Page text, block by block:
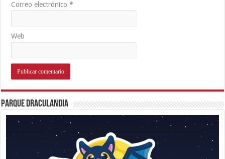
Correo electrónico*
Web
Parque Draculandia